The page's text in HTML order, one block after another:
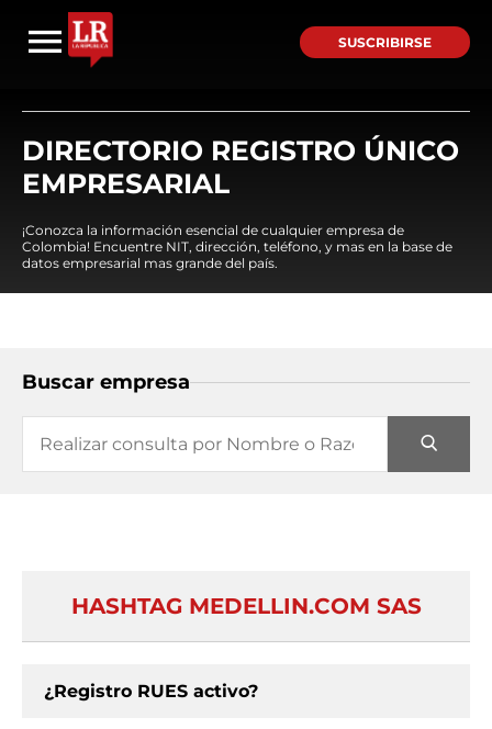
SUSCRIBIRSE
DIRECTORIO REGISTRO ÚNICO
EMPRESARIAL
¡Conozca la información esencial de cualquier empresa de
Colombia! Encuentre NIT, dirección, teléfono, y mas en la base de
datos empresarial mas grande del país.
Buscar empresa
HASHTAG MEDELLIN.COM SAS
¿Registro RUES activo?